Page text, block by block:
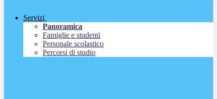
Servizi
Panoramica
Famiglie e studenti
Personale scolastico
Percorsi di studio